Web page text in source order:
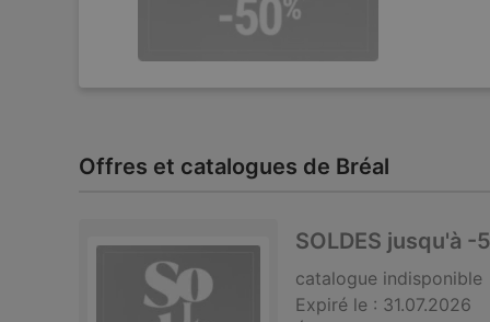
Offres et catalogues de Bréal
SOLDES jusqu'à -
catalogue indisponible
Expiré le : 31.07.2026